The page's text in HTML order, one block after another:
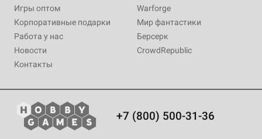
Игры оптом
Корпоративные подарки
Работа у нас
Новости
Контакты
Warforge
Мир фантастики
Берсерк
CrowdRepublic
+7 (800) 500-31-36